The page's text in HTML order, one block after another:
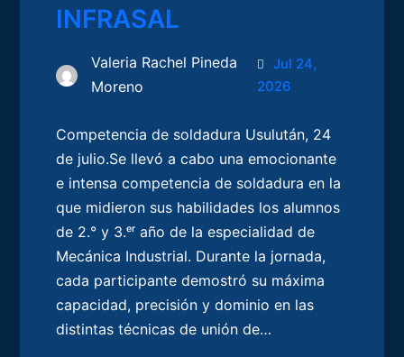
INFRASAL
Valeria Rachel Pineda
Moreno
Jul 24,
2026
Competencia de soldadura Usulután, 24
de julio.Se llevó a cabo una emocionante
e intensa competencia de soldadura en la
que midieron sus habilidades los alumnos
de 2.° y 3.ᵉʳ año de la especialidad de
Mecánica Industrial. Durante la jornada,
cada participante demostró su máxima
capacidad, precisión y dominio en las
distintas técnicas de unión de…